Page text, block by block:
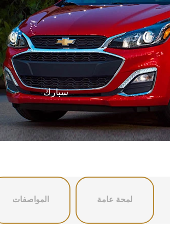
كابتيفا 2026
إبتداء من 23,950 د.أ.‏
سبارك
المواصفات لمحة عامة